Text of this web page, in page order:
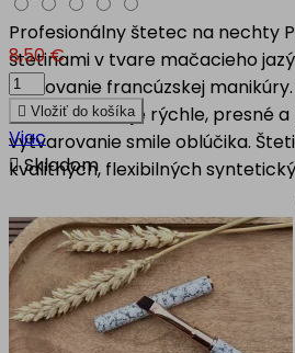
Profesionálny štetec na nechty
štetinami v tvare mačacieho
tvarovanie francúzskej
štetín umožňuje rýchle, presné
vytvarovanie smile oblúčika.
kvalitných, flexibilných
zabezpečujú ľahký, kĺzavý
na...
8,50 €
 Vložiť do košíka
Viac
Skladom